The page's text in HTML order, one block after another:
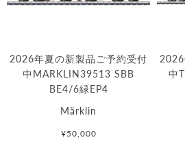
2026年夏の新製品ご予約受付
中MARKLIN39513 SBB
BE4/6緑EP4
Märklin
¥50,000
中